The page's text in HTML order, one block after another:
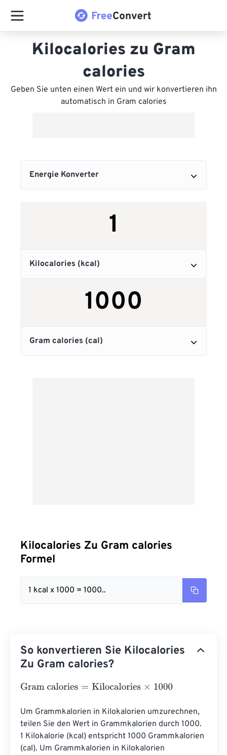
Kilocalories zu Gram
calories
Geben Sie unten einen Wert ein und wir konvertieren ihn
automatisch in Gram calories
Kilocalories Zu Gram calories
Formel
1 kcal x 1000 = 1000..
So konvertieren Sie Kilocalories
Zu Gram calories?
Gram calories=Kilocalories×1000
Um Grammkalorien in Kilokalorien umzurechnen,
teilen Sie den Wert in Grammkalorien durch 1000.
1 Kilokalorie (kcal) entspricht 1000 Grammkalorien
(cal). Um Grammkalorien in Kilokalorien